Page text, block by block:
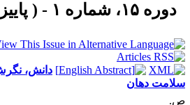
دوره ۱۵، شماره ۱ - ( پاییز و زمستان ۱۳۹۸ )
دانش، نگرش
دهان